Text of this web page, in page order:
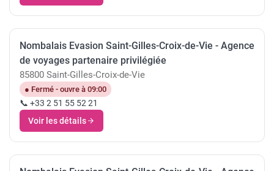
Nombalais Evasion Saint-Gilles-Croix-de-Vie - Agence
de voyages partenaire privilégiée
85800 Saint-Gilles-Croix-de-Vie
● Fermé - ouvre à 09:00
📞 +33 2 51 55 52 21
Voir les détails